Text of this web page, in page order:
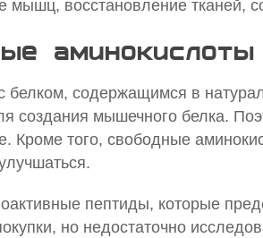
мышц, восстановление тканей,
белком, содержащимся в
создания мышечного белка.
Кроме того, свободные
пептиды, которые
но недостаточно